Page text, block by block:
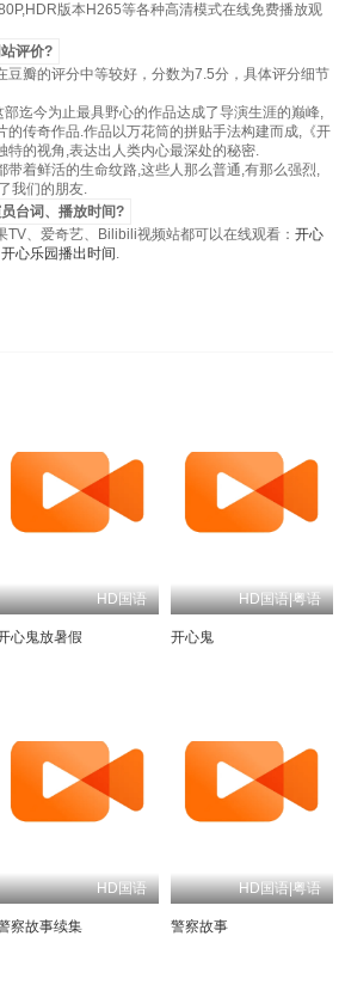
版本H265等各种高清模式在线免费播放观
评价?
豆瓣的评分中等较好，分数为7.5分，具体评分细节
迄今为止最具野心的作品达成了导演生涯的巅峰,
的传奇作品.作品以万花筒的拼贴手法构建而成,《开
特的视角,表达出人类内心最深处的秘密.
带着鲜活的生命纹路,这些人那么普通,有那么强烈,
我们的朋友.
台词、播放时间?
TV、爱奇艺、Bilibili视频站都可以在线观看： 开心
开心乐园播出时间 .
HD国语
心鬼放暑假
HD国语|粤语
开心鬼
HD国语
察故事续集
HD国语|粤语
警察故事